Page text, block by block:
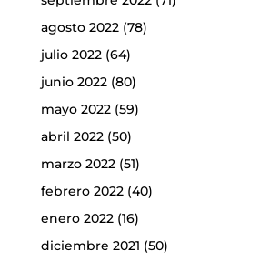
agosto 2022(78)
julio 2022(64)
junio 2022(80)
mayo 2022(59)
abril 2022(50)
marzo 2022(51)
febrero 2022(40)
enero 2022(16)
diciembre 2021 (50)